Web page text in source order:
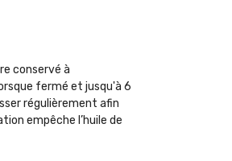
conservé à
fermé et jusqu'à 6
régulièrement afin
empêche l’huile de